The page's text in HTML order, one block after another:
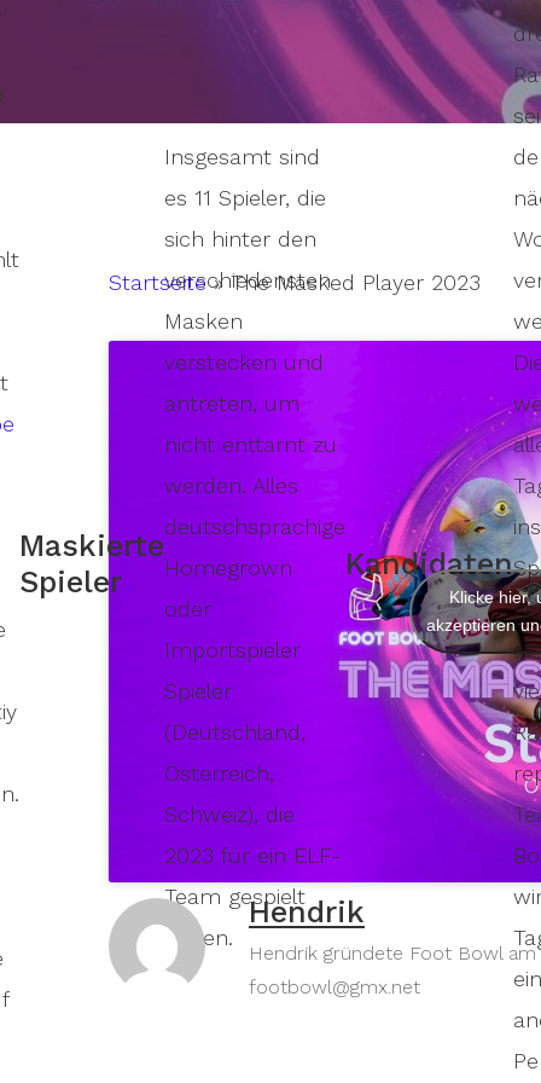
Hit enter to search or ESC to close
Startseite»The Masked Player 2023
Maskierte
Spieler
Insgesamt sind
es 11 Spieler, die
sich hinter den
verschiedensten
Masken
verstecken und
antreten, um
nicht enttarnt zu
werden. Alles
deutschsprachige
Homegrown
oder
Importspieler
Spieler
(Deutschland,
Österreich,
Schweiz), die
2023 für ein ELF-
Team gespielt
haben.
Kandidaten
Klicke hier,
akzeptieren
Hendrik
Hendrik gründete Foot Bowl am
footbowl@gmx.net